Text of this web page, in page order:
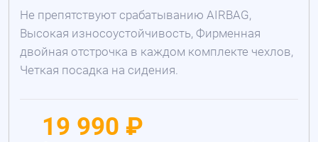
Не препятствуют срабатыванию AIRBAG,
Высокая износоустойчивость, Фирменная
двойная отстрочка в каждом комплекте чехлов,
Четкая посадка на сидения.
19 990 ₽